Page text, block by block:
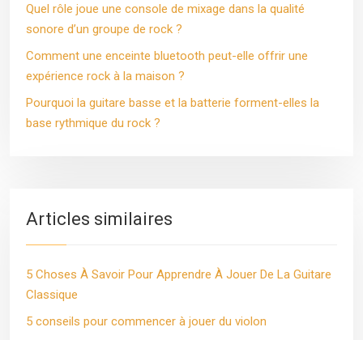
Quel rôle joue une console de mixage dans la qualité
sonore d’un groupe de rock ?
Comment une enceinte bluetooth peut-elle offrir une
expérience rock à la maison ?
Pourquoi la guitare basse et la batterie forment-elles la
base rythmique du rock ?
Articles similaires
5 Choses À Savoir Pour Apprendre À Jouer De La Guitare
Classique
5 conseils pour commencer à jouer du violon